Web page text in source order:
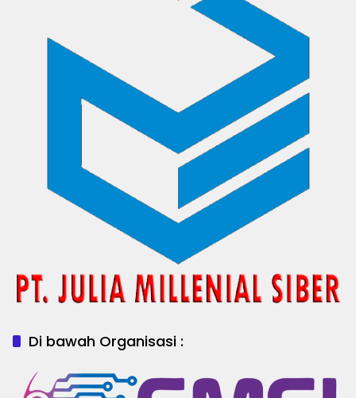
Di bawah Organisasi :